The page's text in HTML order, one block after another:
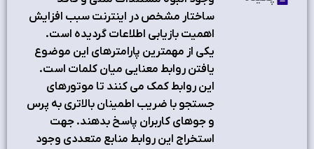
ساختار مشخص در اينترنت سبب افزايش
اهميت بازيابي اطلاعات گرديده است.
يکي از مهمترين پارامترهاي اين موضوع
يافتن روابط معنايي ميان کلمات است.
اين روابط کمک مي کنند تا موتورهاي
جستجو با ضريب اطمينان بالاتري به پرس
و جوهاي کاربران پاسخ بدهند. جهت
استخراج اين روابط منابع متعددي وجود